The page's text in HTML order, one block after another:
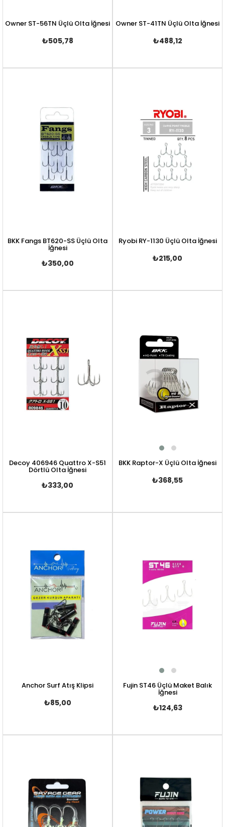
Owner ST-56TN Üçlü Olta İğnesi
₺505,78
Owner ST-41TN Üçlü Olta İğnesi
₺488,12
BKK Fangs BT620-SS Üçlü Olta
İğnesi
₺350,00
Ryobi RY-1130 Üçlü Olta İğnesi
₺215,00
Decoy 406946 Quattro X-S51
Dörtlü Olta İğnesi
₺333,00
BKK Raptor-X Üçlü Olta İğnesi
₺368,55
Anchor Surf Atış Klipsi
₺85,00
Fujin ST46 Üçlü Maket Balık
İğnesi
₺124,63